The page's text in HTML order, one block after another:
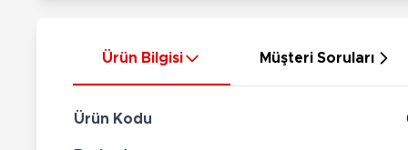
Ürün Bilgisi Müşteri Soruları
Ürün Kodu